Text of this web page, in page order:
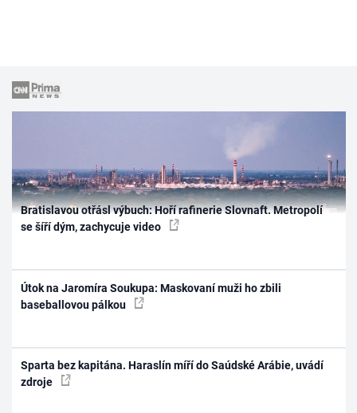
Bratislavou otřásl výbuch: Hoří rafinerie Slovnaft. Metropolí
se šíří dým, zachycuje video
Útok na Jaromíra Soukupa: Maskovaní muži ho zbili
baseballovou pálkou
Sparta bez kapitána. Haraslín míří do Saúdské Arábie, uvádí
zdroje